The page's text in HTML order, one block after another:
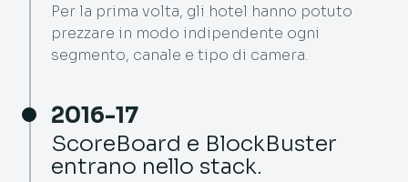
Per la prima volta, gli hotel hanno potuto
prezzare in modo indipendente ogni
segmento, canale e tipo di camera.
2016-17
ScoreBoard e BlockBuster
entrano nello stack.